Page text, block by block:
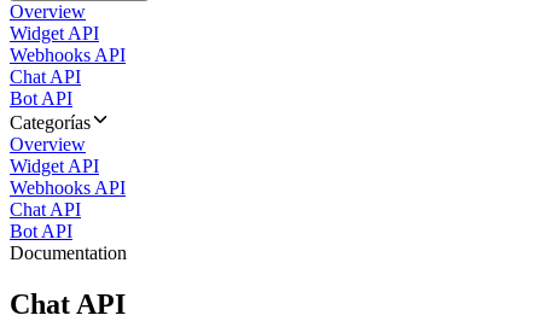
Overview
Widget API
Webhooks API
Chat API
Bot API
Categorías
Overview
Widget API
Webhooks API
Chat API
Bot API
Documentation
Chat API